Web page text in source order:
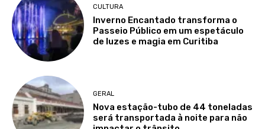
CULTURA
Inverno Encantado transforma o
Passeio Público em um espetáculo
de luzes e magia em Curitiba
GERAL
Nova estação-tubo de 44 toneladas
será transportada à noite para não